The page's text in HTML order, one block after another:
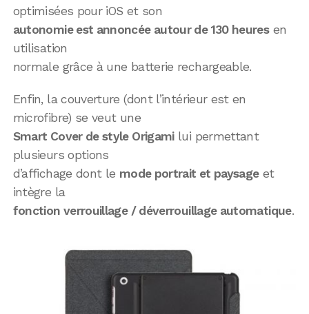
optimisées pour iOS et son
autonomie est annoncée autour de 130 heuresen
utilisation
normale grâce à une batterie rechargeable.
Enfin, la couverture (dont l’intérieur est en
microfibre) se veut une
Smart Cover de style Origamilui permettant
plusieurs options
d’affichage dont le mode portrait et paysageet
intègre la
fonction verrouillage / déverrouillage automatique.